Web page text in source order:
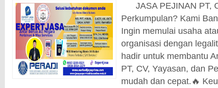
JASA PEJINAN PT,
Perkumpulan? Kami
Ingin memulai usaha
organisasi dengan
hadir untuk membantu
PT, CV, Yayasan, dan
mudah dan cepat.🔥